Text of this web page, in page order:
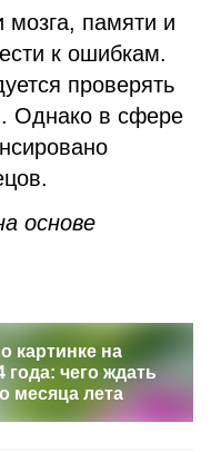
мозга, памяти и
к ошибкам.
проверять
Однако в сфере
основе
картинке на
года: чего ждать
месяца лета